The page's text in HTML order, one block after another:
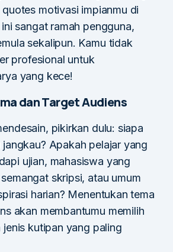
motivasi impianmu di
sangat ramah pengguna,
sekalipun. Kamu tidak
profesional untuk
yang kece!
dan Target Audiens
pikirkan dulu: siapa
Apakah pelajar yang
ujian, mahasiswa yang
skripsi, atau umum
harian? Menentukan tema
akan membantumu memilih
jenis kutipan yang paling